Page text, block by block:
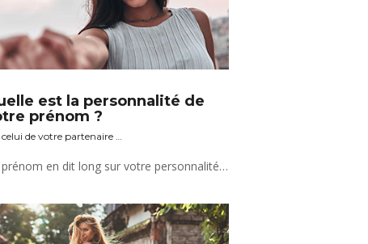
est la personnalité de
prénom ?
de votre partenaire …
Un prénom en dit long sur votre personnalité, alors découvrez vite ce qu’il cache.